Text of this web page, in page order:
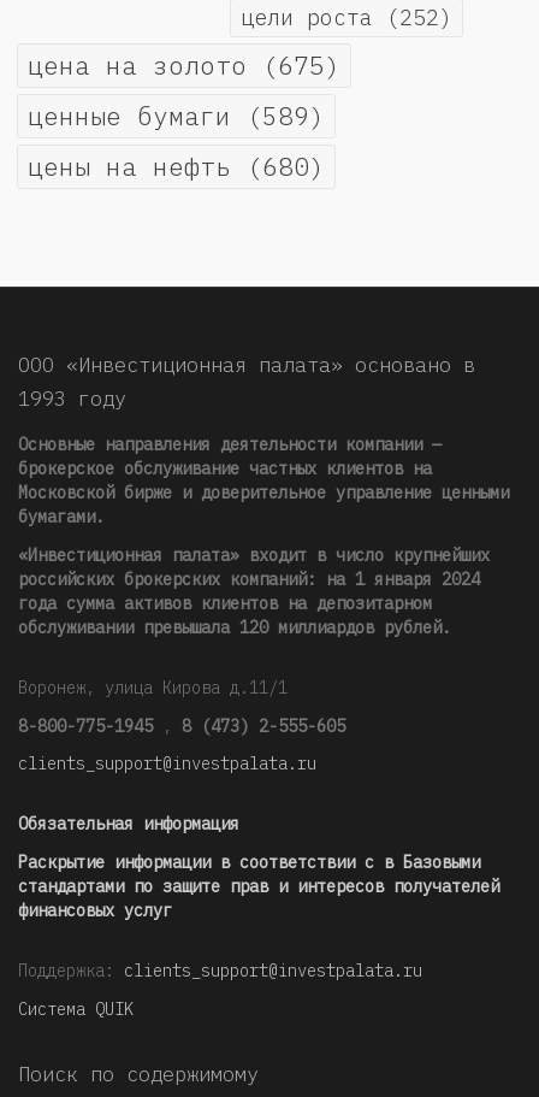
цели роста (252)
цена на золото (675)
ценные бумаги (589)
цены на нефть (680)
ООО «Инвестиционная палата» основано в
1993 году
Основные направления деятельности компании —
брокерское обслуживание частных клиентов на
Московской бирже и доверительное управление ценными
бумагами.
«Инвестиционная палата» входит в число крупнейших
российских брокерских компаний: на 1 января 2024
года сумма активов клиентов на депозитарном
обслуживании превышала 120 миллиардов рублей.
Воронеж, улица Кирова д.11/1
8-800-775-1945 , 8 (473) 2-555-605
clients_support@investpalata.ru
Обязательная информация
Раскрытие информации в соответствии с в Базовыми
стандартами по защите прав и интересов получателей
финансовых услуг
Поддержка: clients_support@investpalata.ru
Система QUIK
Поиск по содержимому